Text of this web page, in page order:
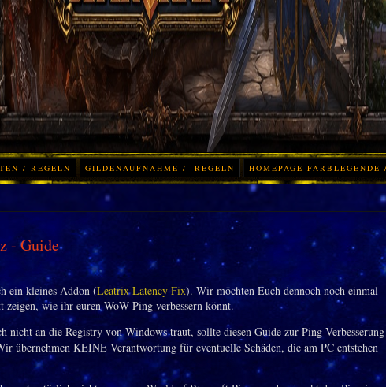
/ REGELN GILDENAUFNAHME / -REGELN HOMEPAGE FARBLEGENDE
- Guide
ein kleines Addon (Leatrix Latency Fix). Wir möchten Euch dennoch noch einmal
wie ihr euren WoW Ping verbessern könnt.
nicht an die Registry von Windows traut, sollte diesen Guide zur Ping Verbesserung
übernehmen KEINE Verantwortung für eventuelle Schäden, die am PC entstehen